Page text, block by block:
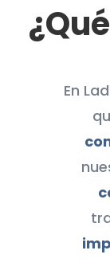
En